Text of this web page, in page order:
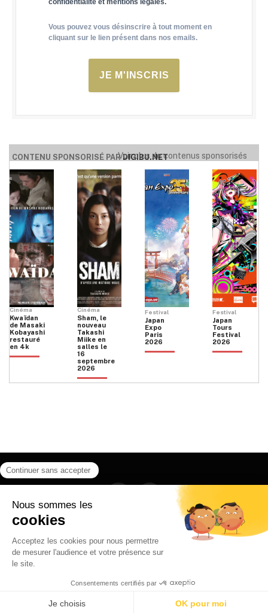
Vous pouvez vous désinscrire à tout moment en
cliquant sur le lien présent dans nos emails.
JE M'INSCRIS
CONTENU SPONSORISÉ PARDIGIBU.NET
Voir plus de contenus sponsorisés
Cinéma
Kwaïdan
de Masaki
Kobayashi
restauré
en 4k
Cinéma
Sham, le
nouveau
Takashi
Miike en
salles le
16
septembre
2026
Festival
Japan
Expo
Paris
2026
Festival
Japan
Tours
Festival
2026
Instagram
CONTACT
POLITIQUE DE CONFIDENTIALITÉ
© 2026 Ilyfunet communication